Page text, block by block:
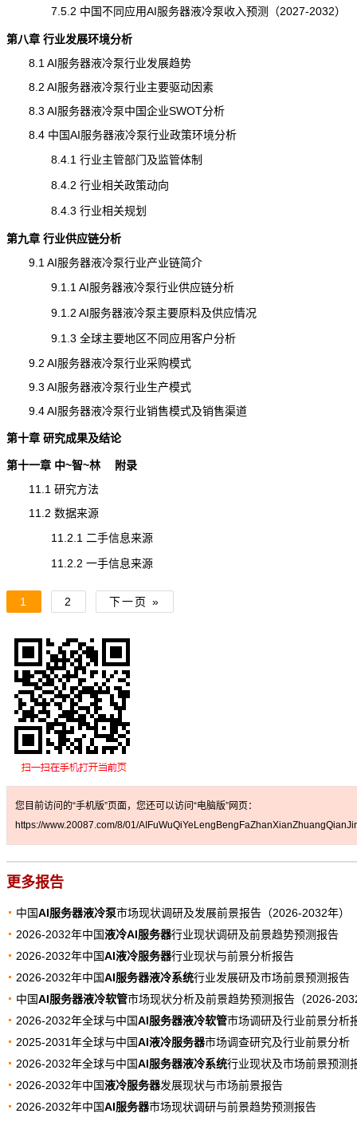
7.5.2 中国不同应用AI服务器液冷泵收入预测（2027-2032）
第八章 行业发展环境分析
8.1 AI服务器液冷泵行业发展趋势
8.2 AI服务器液冷泵行业主要驱动因素
8.3 AI服务器液冷泵中国企业SWOT分析
8.4 中国AI服务器液冷泵行业政策环境分析
8.4.1 行业主管部门及监管体制
8.4.2 行业相关政策动向
8.4.3 行业相关规划
第九章 行业供应链分析
9.1 AI服务器液冷泵行业产业链简介
9.1.1 AI服务器液冷泵行业供应链分析
9.1.2 AI服务器液冷泵主要原料及供应情况
9.1.3 全球主要地区不同应用客户分析
9.2 AI服务器液冷泵行业采购模式
9.3 AI服务器液冷泵行业生产模式
9.4 AI服务器液冷泵行业销售模式及销售渠道
第十章 研究成果及结论
第十一章 中~智~林 附录
11.1 研究方法
11.2 数据来源
11.2.1 二手信息来源
11.2.2 一手信息来源
1 2 下一页 »
您目前访问的“手机版”页面，您还可以访问“电脑版”网页：
https://www.20087.com/8/01/
更多报告
中国AI服务器液冷泵市场现状调研及发展前景报告（2026-2032年）
2026-2032年中国液冷AI服务器行业现状调研及前景趋势预测报告
2026-2032年中国AI液冷服务器行业现状与前景分析报告
2026-2032年中国AI服务器液冷系统行业发展研及市场前景预测报告
中国AI服务器液冷软管市场现状分析及前景趋势预测报告（2026-
2026-2032年全球与中国AI服务器液冷软管市场调研及行业前景分析
2025-2031年全球与中国AI液冷服务器市场调查研究及行业前景分析
2026-2032年全球与中国AI服务器液冷系统行业现状及市场前景预测
2026-2032年中国液冷服务器发展现状与市场前景报告
2026-2032年中国AI服务器市场现状调研与前景趋势预测报告